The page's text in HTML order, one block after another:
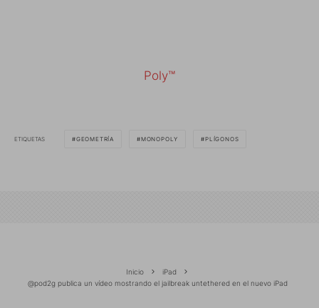
Poly™
ETIQUETAS GEOMETRÍA MONOPOLY PLÍGONOS
Inicio
iPad
@pod2g publica un vídeo mostrando el jailbreak untethered en el nuevo iPad